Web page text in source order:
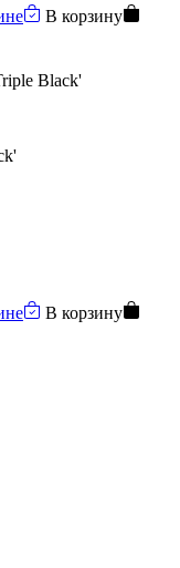
В корзину
В корзину